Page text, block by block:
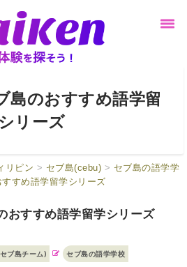
島のおすすめ語学留
リーズ
リピン > セブ島(cebu) > セブ島の語学学
すすめ語学留学シリーズ
おすすめ語学留学シリーズ
ブ島チーム) セブ島の語学学校